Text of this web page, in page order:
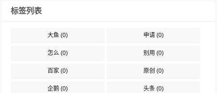
标签列表
大鱼 (0) 申请(0)
怎么 (0) 别用 (0)
百家 (0) 原创 (0)
企鹅 (0) 头条(0)